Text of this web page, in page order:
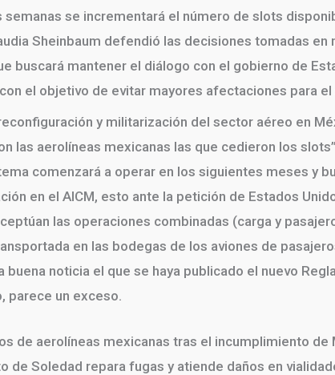
semanas se incrementará el número de slots
Sheinbaum defendió las decisiones tomadas
buscará mantener el diálogo con el gobierno de
el objetivo de evitar mayores afectaciones para el
y militarización del sector aéreo en
las aerolíneas mexicanas las que cedieron los
comenzará a operar en los siguientes meses y
en el AICM, esto ante la petición de Estados
las operaciones combinadas (carga y
en las bodegas de los aviones de
buena noticia el que se haya publicado el nuevo
parece un exceso.
de aerolíneas mexicanas tras el incumplimiento
de Soledad repara fugas y atiende daños en